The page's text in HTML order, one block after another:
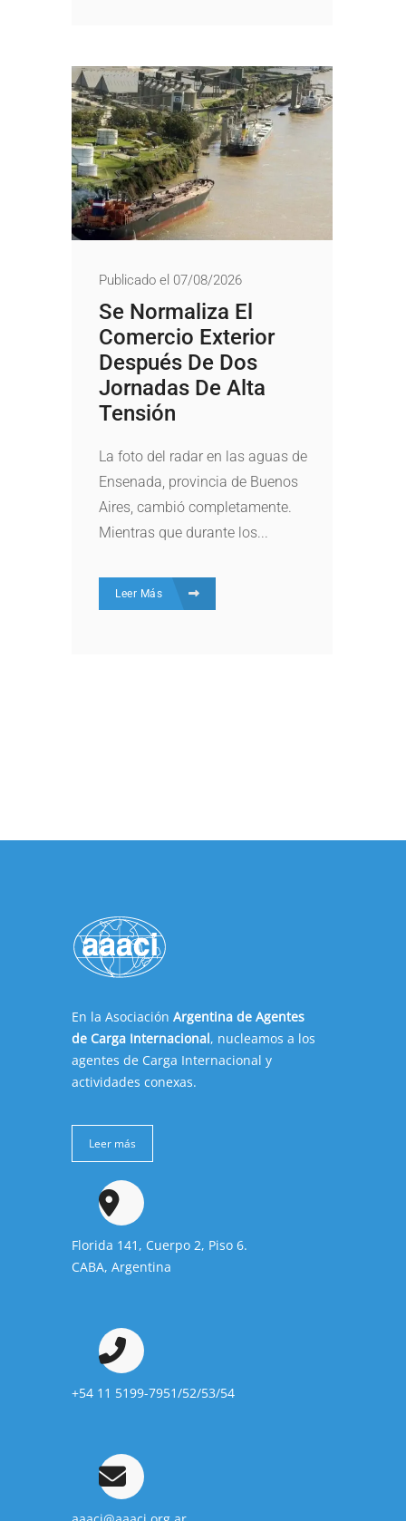
Publicado el 07/08/2026
Se Normaliza El
Comercio Exterior
Después De Dos
Jornadas De Alta
Tensión
La foto del radar en las aguas de
Ensenada, provincia de Buenos
Aires, cambió completamente.
Mientras que durante los...
Leer Más
En la Asociación Argentina de Agentes
de Carga Internacional, nucleamos a los
agentes de Carga Internacional y
actividades conexas.
Leer más
Florida 141, Cuerpo 2, Piso 6.
CABA, Argentina
+54 11 5199-7951/52/53/54